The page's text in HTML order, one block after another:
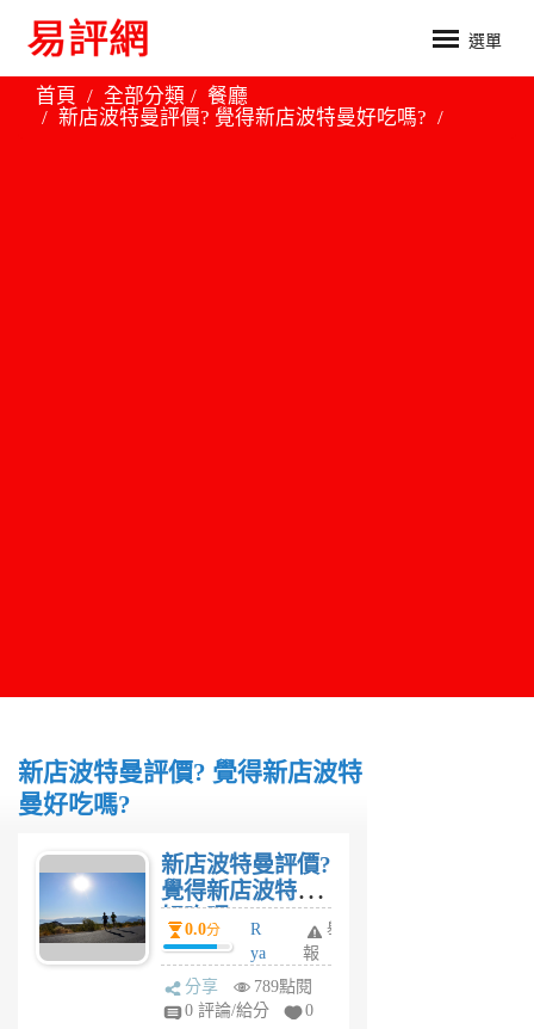
選單
首頁 全部分類
餐廳
新店波特曼評價? 覺得新店波特曼好吃嗎?
新店波特曼評價? 覺得新店波特
曼好吃嗎?
新店波特曼評價?
覺得新店波特曼
好吃嗎?
0.0分
R
ya
n
6
舉
報
分享
789點閱
0 評論/給分
0